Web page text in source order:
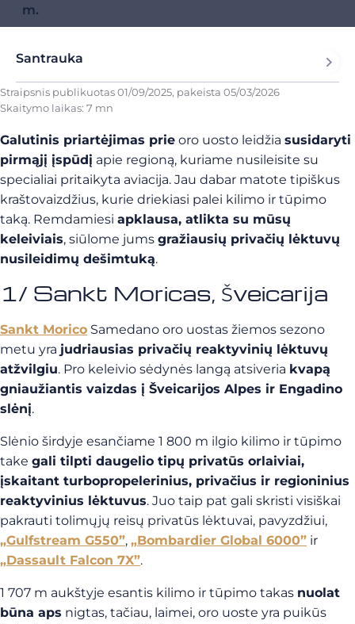
m.
Santrauka
Straipsnis publikuotas01/09/2025, pakeista 05/03/2026
Skaitymo laikas: 7 mn
Galutinis priartėjimas prie oro uosto leidžia susidaryti
pirmąjį įspūdį apie regioną, kuriame nusileisite su
specialiai pritaikyta aviacija. Jau dabar matote tipiškus
kraštovaizdžius, kurie driekiasi palei kilimo ir tūpimo
taką. Remdamiesi apklausa, atlikta su mūsų
keleiviais, siūlome jums gražiausių privačių lėktuvų
nusileidimų dešimtuką.
1/ Sankt Moricas, Šveicarija
Sankt Morico Samedano oro uostas žiemos sezono
metu yra judriausias privačių reaktyvinių lėktuvų
atžvilgiu. Pro keleivio sėdynės langą atsiveria kvapą
gniaužiantis vaizdas į Šveicarijos Alpes ir Engadino
slėnį.
Slėnio širdyje esančiame 1 800 m ilgio kilimo ir tūpimo
take gali tilpti daugelio tipų privatūs orlaiviai,
įskaitant turbopropelerinius, privačius ir regioninius
reaktyvinius lėktuvus. Juo taip pat gali skristi visiškai
pakrauti tolimųjų reisų privatūs lėktuvai, pavyzdžiui,
„Gulfstream G550”, „Bombardier Global 6000” ir
„Dassault Falcon 7X”.
1 707 m aukštyje esantis kilimo ir tūpimo takas nuolat
būna aps nigtas, tačiau, laimei, oro uoste yra puikūs